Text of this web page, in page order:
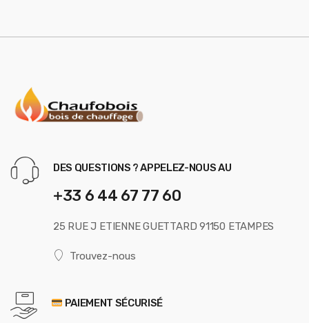
DES QUESTIONS ? APPELEZ-NOUS AU
+33 6 44 67 77 60
25 RUE J ETIENNE GUETTARD 91150 ETAMPES
Trouvez-nous
PAIEMENT SÉCURISÉ